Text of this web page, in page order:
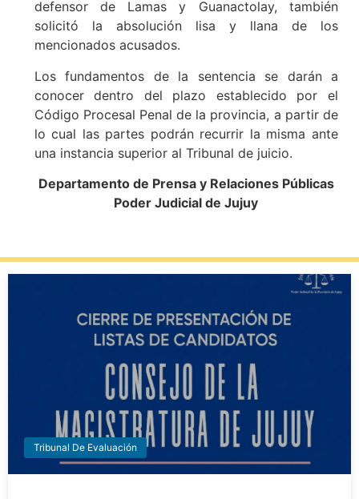
defensor de Lamas y Guanactolay, también
solicitó la absolución lisa y llana de los
mencionados acusados.
Los fundamentos de la sentencia se darán a
conocer dentro del plazo establecido por el
Código Procesal Penal de la provincia, a partir de
lo cual las partes podrán recurrir la misma ante
una instancia superior al Tribunal de juicio.
Departamento de Prensa y Relaciones Públicas
Poder Judicial de Jujuy
Tribunal De Evaluación